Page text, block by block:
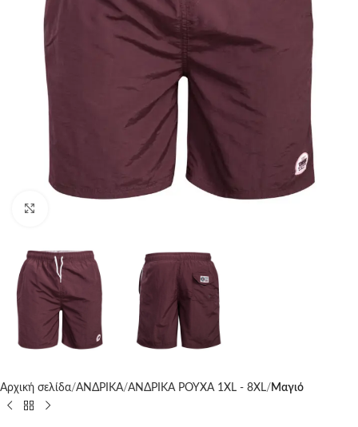
Αρχική σελίδα ΑΝΔΡΙΚΑ ΑΝΔΡΙΚΑ ΡΟΥΧΑ 1XL - 8XL Μαγιό